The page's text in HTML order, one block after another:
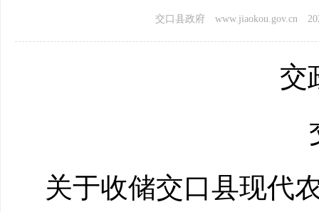
交口县政府 www.jiaokou.gov.cn
交
关于收储交口县现代